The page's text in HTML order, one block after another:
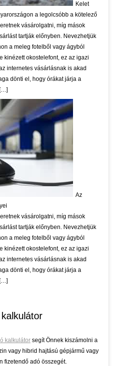
Kelet
a legolcsóbb a kötelező
vásárolgatni, míg mások
tartják előnyben. Nevezhetjük
a meleg fotelből vagy ágyból
kinézett okostelefont, ez az igazi
internetes vásárlásnak is akad
dönti el, hogy órákat járja a
Az
vásárolgatni, míg mások
tartják előnyben. Nevezhetjük
a meleg fotelből vagy ágyból
kinézett okostelefont, ez az igazi
internetes vásárlásnak is akad
dönti el, hogy órákat járja a
kalkulátor segít Önnek kiszámolni a
vagy hibrid hajtású gépjármű vagy
fizetendő adó összegét.